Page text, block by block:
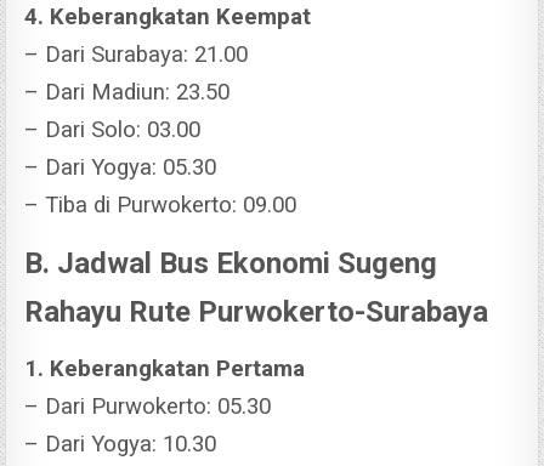
4. Keberangkatan Keempat
– Dari Surabaya: 21.00
– Dari Madiun: 23.50
– Dari Solo: 03.00
– Dari Yogya: 05.30
– Tiba di Purwokerto: 09.00
B. Jadwal Bus Ekonomi Sugeng
Rahayu Rute Purwokerto-Surabaya
1. Keberangkatan Pertama
– Dari Purwokerto: 05.30
– Dari Yogya: 10.30